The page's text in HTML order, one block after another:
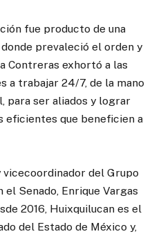
fue producto de una
prevaleció el orden y
Contreras exhortó a las
a trabajar 24/7, de la mano
para ser aliados y lograr
eficientes que beneficien a
del Grupo
Senado, Enrique Vargas
2016, Huixquilucan es el
del Estado de México y,